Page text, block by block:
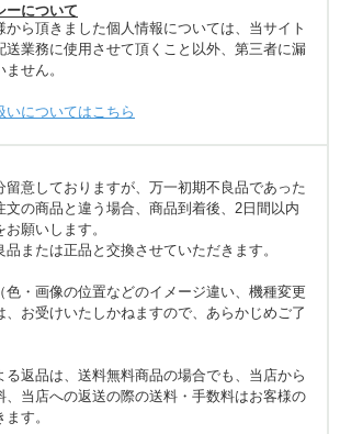
ーについて
から頂きました個人情報については、当サイト
送業務に使用させて頂くこと以外、第三者に漏
せん。
いについてはこちら
留意しておりますが、万一初期不良品であった
文の商品と違う場合、商品到着後、2日間以内
願いします。
または正品と交換させていただきます。
色・画像の位置などのイメージ違い、機種変更
、お受けいたしかねますので、あらかじめご了
る返品は、送料無料商品の場合でも、当店から
、当店への返送の際の送料・手数料はお客様の
す。